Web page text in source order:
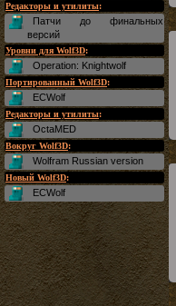
Редакторы и утилиты:
Патчи до финальных
версий
Уровни для Wolf3D:
Operation: Knightwolf
Портированный Wolf3D:
ECWolf
Редакторы и утилиты:
OctaMED
Вокруг Wolf3D:
Wolfram Russian version
Новый Wolf3D:
ECWolf